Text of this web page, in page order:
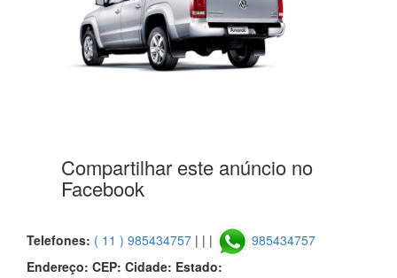
Compartilhar este anúncio no
Facebook
Telefones: ( 11 ) 985434757 | | |
985434757
Endereço: CEP: Cidade: Estado: